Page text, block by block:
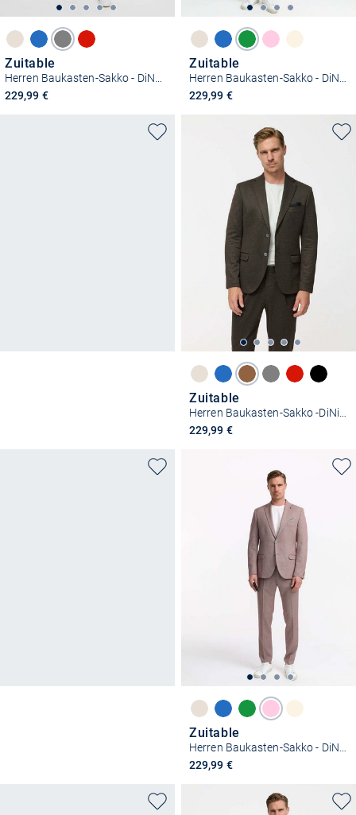
Zuitable
229,99 €
Zuitable
229,99 €
Zuitable
229,99 €
Zuitable
229,99 €